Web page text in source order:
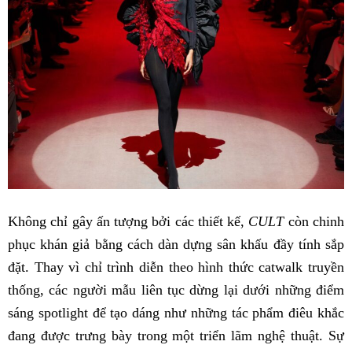
Không chỉ gây ấn tượng bởi các thiết kế, CULTcòn chinh
phục khán giả bằng cách dàn dựng sân khấu đầy tính sắp
đặt. Thay vì chỉ trình diễn theo hình thức catwalk truyền
thống, các người mẫu liên tục dừng lại dưới những điểm
sáng spotlight để tạo dáng như những tác phẩm điêu khắc
đang được trưng bày trong một triển lãm nghệ thuật. Sự